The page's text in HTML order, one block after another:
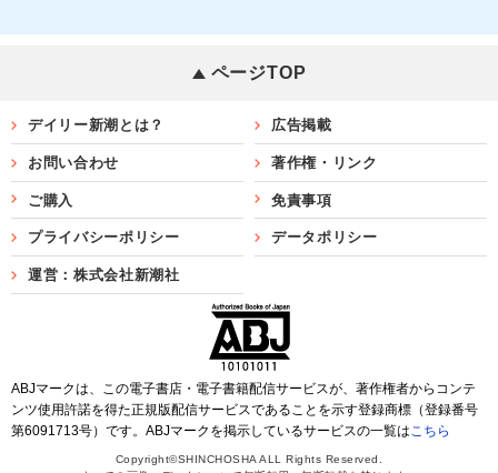
ページTOP
デイリー新潮とは？ 広告掲載
お問い合わせ 著作権・リンク
ご購入 免責事項
プライバシーポリシー データポリシー
運営：株式会社新潮社
ABJマークは、この電子書店・電子書籍配信サービスが、著作権者からコンテ
ンツ使用許諾を得た正規版配信サービスであることを示す登録商標（登録番号
第6091713号）です。ABJマークを掲示しているサービスの一覧はこちら
Copyright©SHINCHOSHA ALL Rights Reserved.